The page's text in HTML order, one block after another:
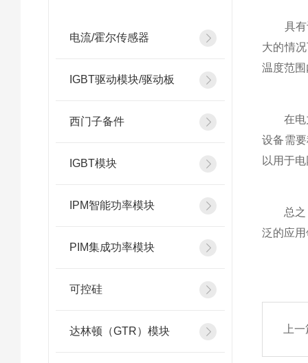
电流/霍尔传感器
IGBT驱动模块/驱动板
西门子备件
IGBT模块
IPM智能功率模块
PIM集成功率模块
可控硅
达林顿（GTR）模块
具有许
大的情
温度范
在电力
设备需
以用于
总之，
泛的应
上